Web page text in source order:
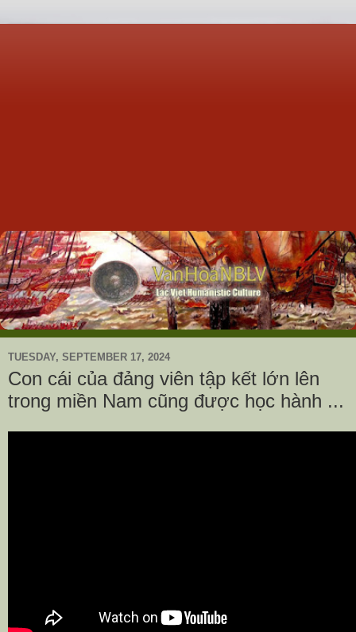
TUESDAY, SEPTEMBER 17, 2024
Con cái của đảng viên tập kết lớn lên
trong miền Nam cũng được học hành ...